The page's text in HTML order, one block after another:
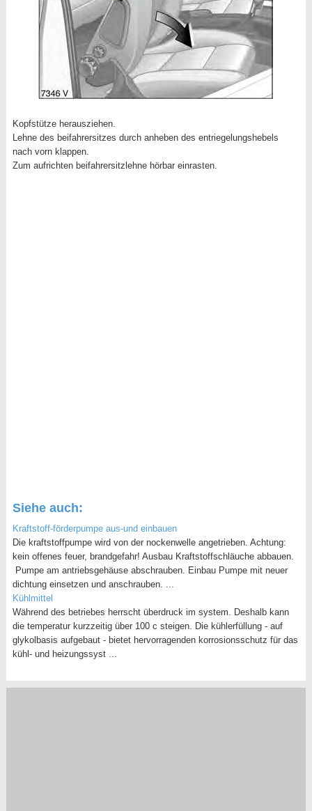
Kopfstütze herausziehen.
Lehne des beifahrersitzes durch anheben des entriegelungshebels
nach vorn klappen.
Zum aufrichten beifahrersitzlehne hörbar einrasten.
Siehe auch:
Kraftstoff-förderpumpe aus-und einbauen
Die kraftstoffpumpe wird von der nockenwelle angetrieben. Achtung:
kein offenes feuer, brandgefahr! Ausbau Kraftstoffschläuche abbauen.
Pumpe am antriebsgehäuse abschrauben. Einbau Pumpe mit neuer
dichtung einsetzen und anschrauben. ...
Kühlmittel
Während des betriebes herrscht überdruck im system. Deshalb kann
die temperatur kurzzeitig über 100 c steigen. Die kühlerfüllung - auf
glykolbasis aufgebaut - bietet hervorragenden korrosionsschutz für das
kühl- und heizungssyst ...